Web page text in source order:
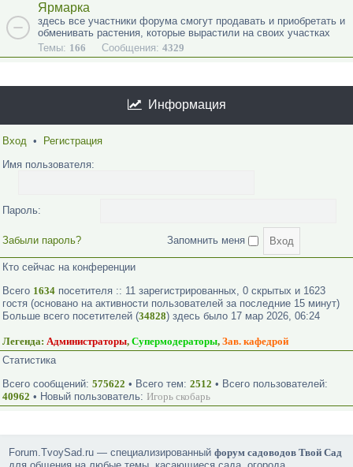
Ярмарка
здесь все участники форума смогут продавать и приобретать и
обменивать растения, которые вырастили на своих участках
Темы: 166 Сообщения: 4329
Информация
Вход •
Регистрация
Имя пользователя:
Пароль:
Забыли пароль? Запомнить меня
Кто сейчас на конференции
Всего 1634 посетителя :: 11 зарегистрированных, 0 скрытых и 1623
гостя (основано на активности пользователей за последние 15 минут)
Больше всего посетителей (34828) здесь было 17 мар 2026, 06:24
Легенда: Администраторы, Супермодераторы, Зав. кафедрой
Статистика
Всего сообщений: 575622 • Всего тем: 2512 • Всего пользователей:
40962 • Новый пользователь: Игорь скобарь
Forum.TvoySad.ru — специализированныйфорум садоводов Твой Сад